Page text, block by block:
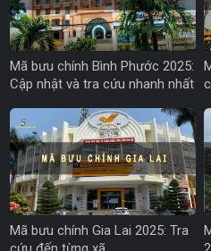
Mã bưu chính Bình Phước 2025:
Cập nhật và tra cứu nhanh nhất
Mã bưu chính Gia Lai 2025: Tra